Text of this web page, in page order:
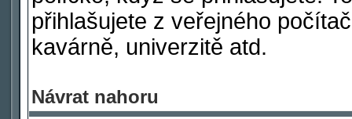
přihlašujete z veřejného
kavárně, univerzitě atd.
Návrat nahoru